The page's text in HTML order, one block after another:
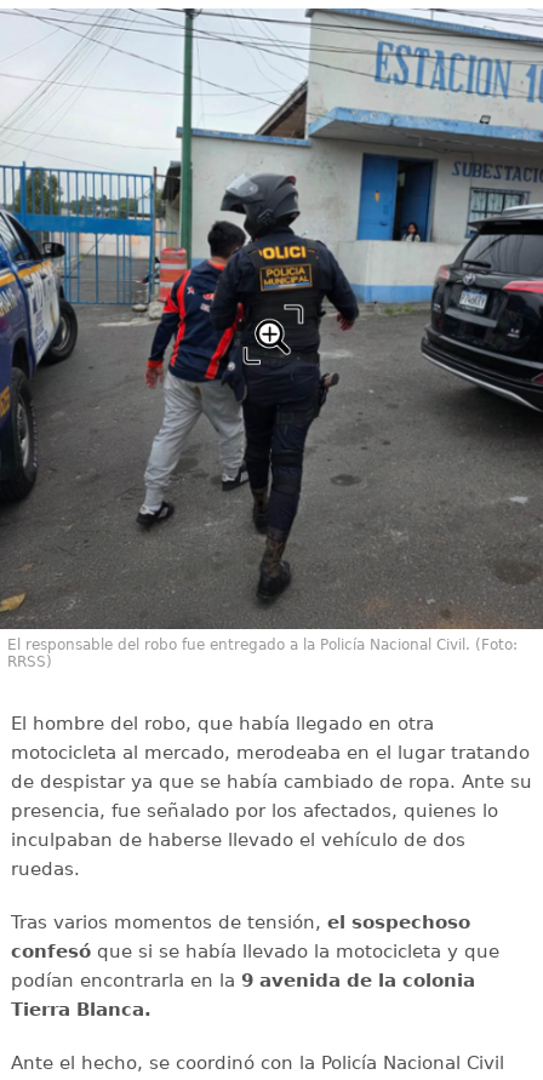
El responsable del robo fue entregado a la Policía Nacional Civil. (Foto:
RRSS)
El hombre del robo, que había llegado en otra
motocicleta al mercado, merodeaba en el lugar tratando
de despistar ya que se había cambiado de ropa. Ante su
presencia, fue señalado por los afectados, quienes lo
inculpaban de haberse llevado el vehículo de dos
ruedas.
Tras varios momentos de tensión, el sospechoso
confesóque si se había llevado la motocicleta y que
podían encontrarla en la 9 avenida de la colonia
Tierra Blanca.
Ante el hecho, se coordinó con la Policía Nacional Civil